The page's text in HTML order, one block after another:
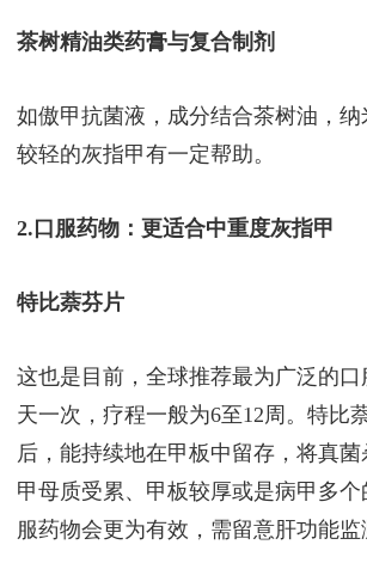
茶树精油类药膏与复合制剂
如傲甲抗菌液，成分结合茶树油，
较轻的灰指甲有一定帮助。
2.口服药物：更适合中重度灰指甲
特比萘芬片
这也是目前，全球推荐最为广泛的
天一次，疗程一般为6至12周。特比
后，能持续地在甲板中留存，将真
甲母质受累、甲板较厚或是病甲多个
服药物会更为有效，需留意肝功能监